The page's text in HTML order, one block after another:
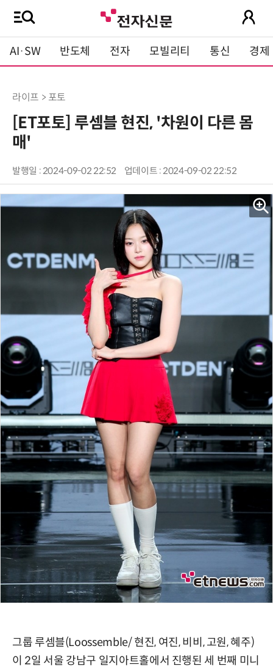
AI·SW 반도체 전자 모빌리티 통신 경제
라이프 > 포토
[ET포토] 루셈블 현진, '차원이 다른 몸
매'
발행일 : 2024-09-02 22:52 업데이트 : 2024-09-02 22:52
그룹 루셈블(Loossemble/ 현진, 여진, 비비, 고원, 혜주)
이 2일 서울 강남구 일지아트홀에서 진행된 세 번째 미니